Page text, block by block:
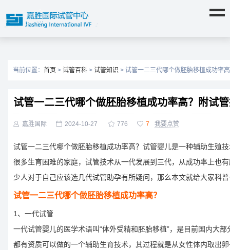
当前位置： 首页 > 试管百科 > 试管知识 > 试管一二三代哪个做胚胎移植成功率
试管一二三代哪个做胚胎移植成功率高？附试
 嘉胜国际  2024-10-27  776  7 我要点赞
试管一二三代哪个做胚胎移植成功率高？试管婴儿是一种辅助生殖
很多生育困难的家庭，试管技术从一代发展到三代，从成功率上也
少人对于自己应该选几代试管助孕有所疑问，那么本文就给大家科
试管一二三代哪个做胚胎移植成功率高？
1、一代试管
一代试管婴儿的医学术语叫“体外受精和胚胎移植”，是目前国内大部
都有资质可以做的一个辅助生育技术，其过程就是从女性体内取出